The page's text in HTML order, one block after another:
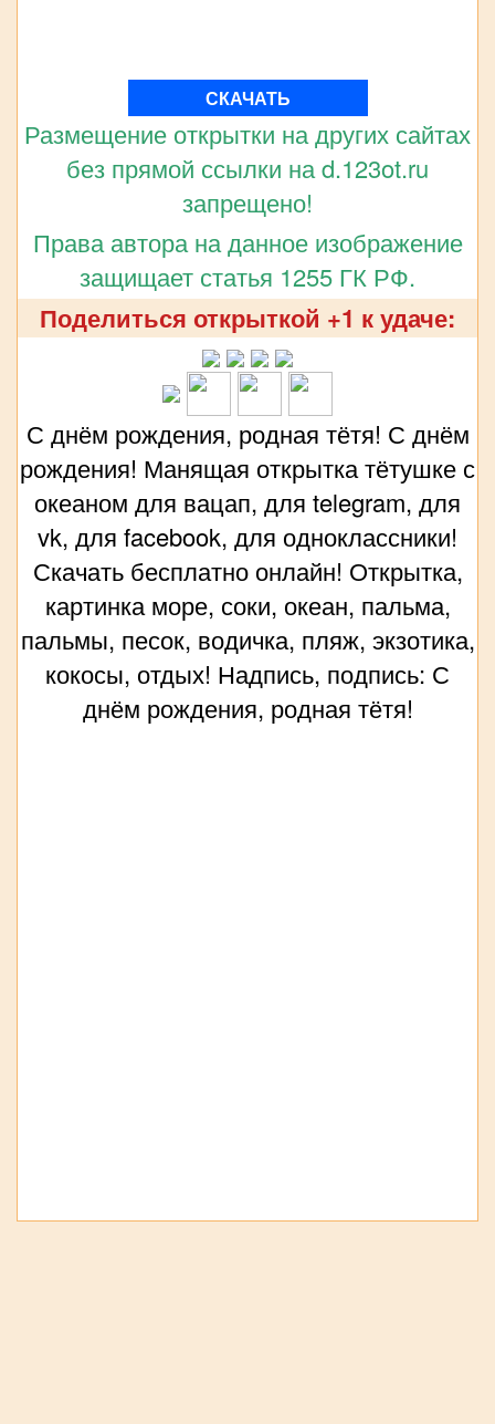
СКАЧАТЬ
Размещение открытки на других сайтах
без прямой ссылки на d.123ot.ru
запрещено!
Права автора на данное изображение
защищает статья 1255 ГК РФ.
Поделиться открыткой +1 к удаче:
С днём рождения, родная тётя! С днём
рождения! Манящая открытка тётушке с
океаном для вацап, для telegram, для
vk, для facebook, для одноклассники!
Скачать бесплатно онлайн! Открытка,
картинка море, соки, океан, пальма,
пальмы, песок, водичка, пляж, экзотика,
кокосы, отдых! Надпись, подпись: С
днём рождения, родная тётя!